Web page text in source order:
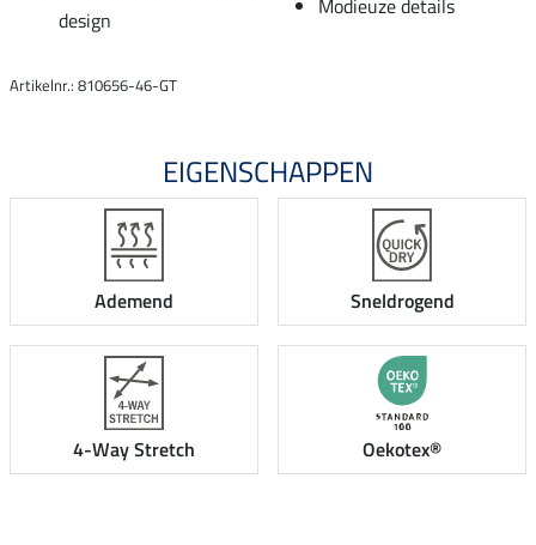
design
Modieuze details
Artikelnr.: 810656-46-GT
EIGENSCHAPPEN
Ademend Sneldrogend
4-Way Stretch Oekotex®